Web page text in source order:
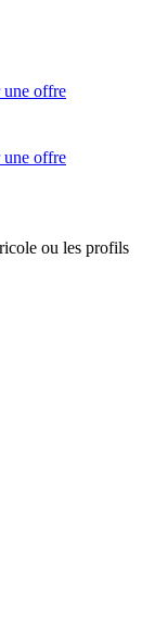
une offre
une offre
ou les profils